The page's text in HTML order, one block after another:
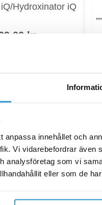
anpassa innehållet och
Vi vidarebefordrar även
analysföretag som vi
eller som de
Hydroxinator iQ
kr
eXO